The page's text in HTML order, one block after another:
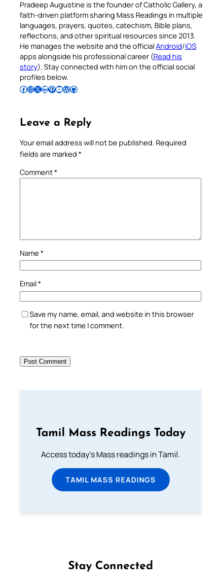
Pradeep Augustine is the founder of Catholic Gallery, a
faith-driven platform sharing Mass Readings in multiple
languages, prayers, quotes, catechism, Bible plans,
reflections, and other spiritual resources since 2013.
He manages the website and the officialAndroid/iOS
apps alongside his professional career (Read his
story). Stay connected with him on the official social
profiles below.
Follow Pradeep on Facebook Follow Pradeep on InstagramFollow Pradeep on X Follow Pradeep on LinkedIn Follow Pradeep on Pinterest Subscribe to Pradeep’s Youtube Channel Follow Pradeep on WordPress Follow Pradeep on GitHub
Leave a Reply
Your email address will not be published. Required
fields are marked *
Comment*
Name *
Email*
Save my name, email, and website in this browser
for the next time I comment.
Tamil Mass Readings Today
Access today's Mass readings in Tamil.
TAMIL MASS READINGS
Stay Connected